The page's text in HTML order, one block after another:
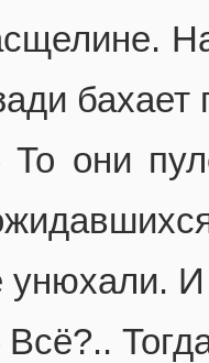
бахает
они
унюхали.